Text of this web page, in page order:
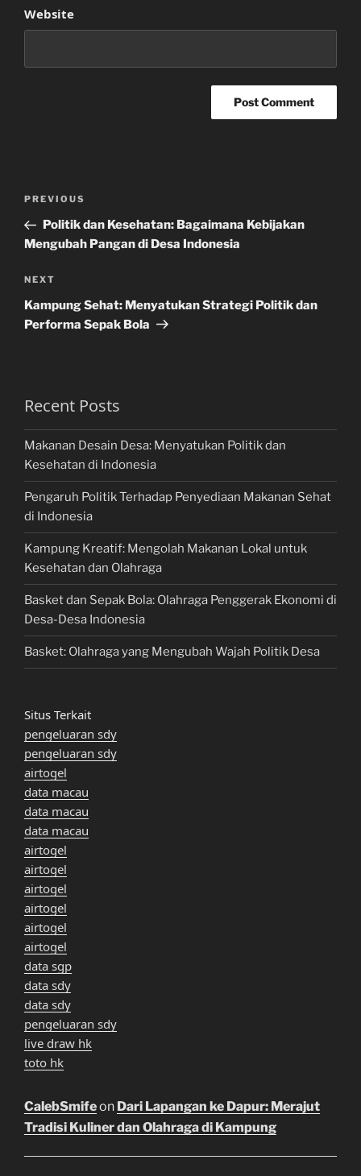
Website
Previous
Post
PREVIOUS
Politik dan Kesehatan: Bagaimana Kebijakan
Mengubah Pangan di Desa Indonesia
Next
Post
NEXT
Kampung Sehat: Menyatukan Strategi Politik dan
Performa Sepak Bola
Recent Posts
Makanan Desain Desa: Menyatukan Politik dan
Kesehatan di Indonesia
Pengaruh Politik Terhadap Penyediaan Makanan Sehat
di Indonesia
Kampung Kreatif: Mengolah Makanan Lokal untuk
Kesehatan dan Olahraga
Basket dan Sepak Bola: Olahraga Penggerak Ekonomi di
Desa-Desa Indonesia
Basket: Olahraga yang Mengubah Wajah Politik Desa
Situs Terkait
pengeluaran sdy
pengeluaran sdy
airtogel
data macau
data macau
data macau
airtogel
airtogel
airtogel
airtogel
airtogel
airtogel
data sgp
data sdy
data sdy
pengeluaran sdy
live draw hk
toto hk
CalebSmifeon Dari Lapangan ke Dapur: Merajut
Tradisi Kuliner dan Olahraga di Kampung